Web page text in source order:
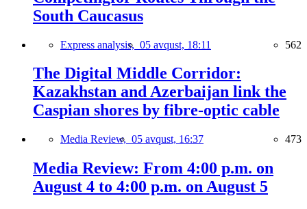
South Caucasus
Express analysis, 05 avqust, 18:11 562
The Digital Middle Corridor:
Kazakhstan and Azerbaijan link the
Caspian shores by fibre-optic cable
Media Review, 05 avqust, 16:37 473
Media Review: From 4:00 p.m. on
August 4 to 4:00 p.m. on August 5